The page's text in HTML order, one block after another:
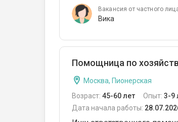
Вакансия от частного
Вика
Помощница по
Москва, Пионерская
Возраст: 45-60 лет Опыт: 3-9
Дата начала работы: